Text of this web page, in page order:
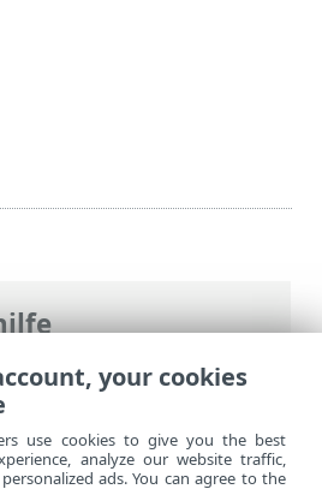
>ESET Mail Security>
> Scans
your cookies
use cookies to give you the best
analyze our website traffic,
ads. You can agree to the